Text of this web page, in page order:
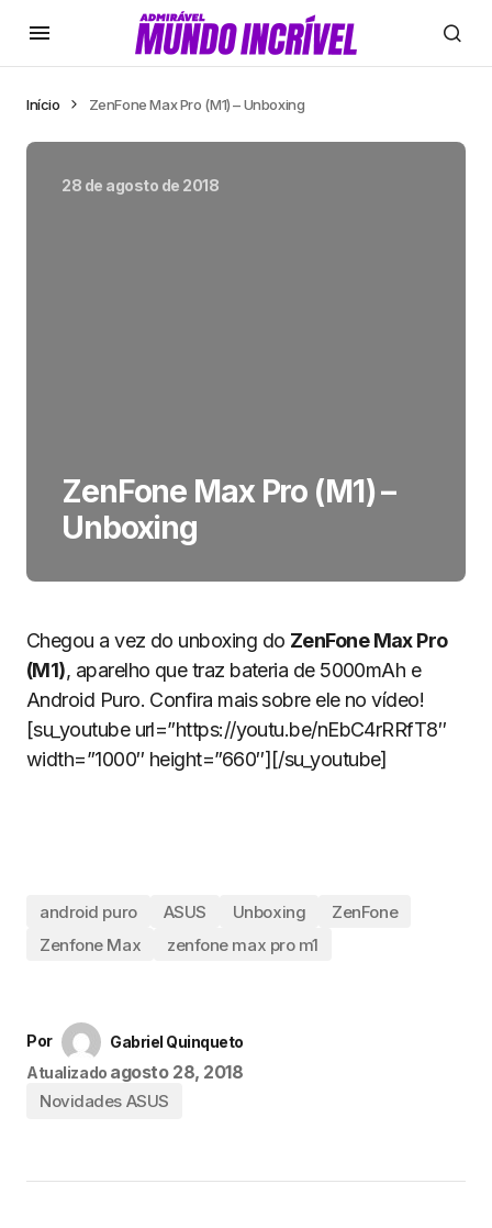
Início ZenFone Max Pro (M1) – Unboxing
28 de agosto de 2018
ZenFone Max Pro (M1) –
Unboxing
Chegou a vez do unboxing do ZenFone Max Pro
(M1), aparelho que traz bateria de 5000mAh e
Android Puro. Confira mais sobre ele no vídeo!
[su_youtube url=”https://youtu.be/nEbC4rRRfT8″
width=”1000″ height=”660″][/su_youtube]
android puro ASUS Unboxing
ZenFone
Zenfone Max
zenfone max pro m1
Por
Gabriel Quinqueto
Atualizado agosto 28, 2018
Novidades ASUS